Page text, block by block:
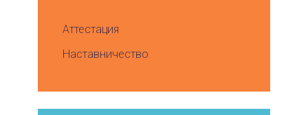
Аттестация
Наставничество